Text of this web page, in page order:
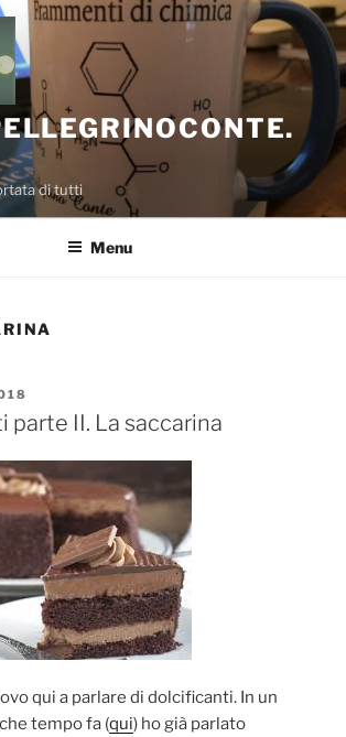
di tutti
Menu
parte II. La saccarina
qui a parlare di dolcificanti. In un
tempo fa (qui) ho già parlato